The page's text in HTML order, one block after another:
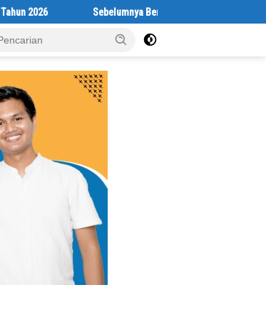
Sebelumnya Berlantaikan Tanah Beralaskan Tikar,